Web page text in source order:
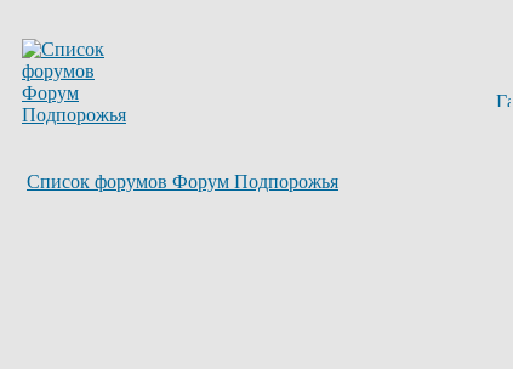
Список форумов Форум Подпорожья